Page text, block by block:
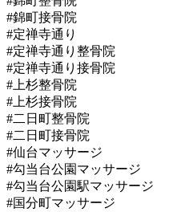
#錦町接骨院
#定禅寺通り
#定禅寺通り整骨院
#定禅寺通り接骨院
#上杉整骨院
#上杉接骨院
#二日町整骨院
#二日町接骨院
#仙台マッサージ
#勾当台公園マッサージ
#勾当台公園駅マッサージ
#国分町マッサージ